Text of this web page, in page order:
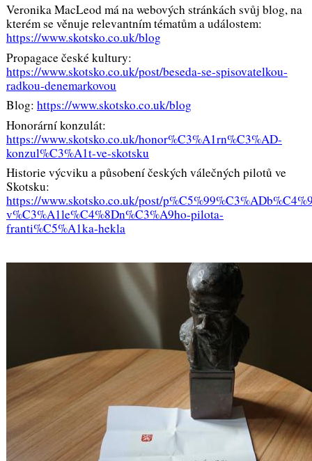
Veronika MacLeod má na webových stránkách svůj blog, na
kterém se věnuje relevantním tématům a událostem:
https://www.skotsko.co.uk/blog
Propagace české kultury:
https://www.skotsko.co.uk/post/beseda-se-spisovatelkou-
radkou-denemarkovou
Blog: https://www.skotsko.co.uk/blog
Honorární konzulát:
https://www.skotsko.co.uk/honor%C3%A1rn%C3%AD-
konzul%C3%A1t-ve-skotsku
Historie výcviku a působení českých válečných pilotů ve
Skotsku:
https://www.skotsko.co.uk/post/
v%C3%A1le%C4%8Dn%C3%A9ho-pilota-
franti%C5%A1ka-hekla